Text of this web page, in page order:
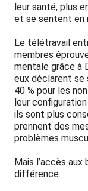
leur santé, plus
et se sentent en
Le télétravail
membres
mentale grâce à
eux déclarent se
40 % pour les
leur
ils sont plus
prennent des
problèmes
Mais l’accès
différence.